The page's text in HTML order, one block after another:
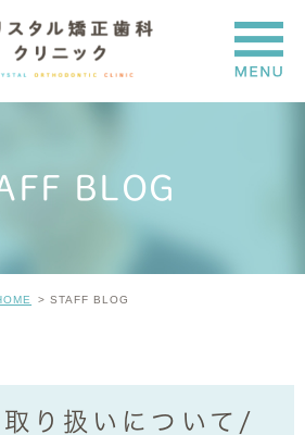
BLOG
STAFF BLOG
り扱いについて/